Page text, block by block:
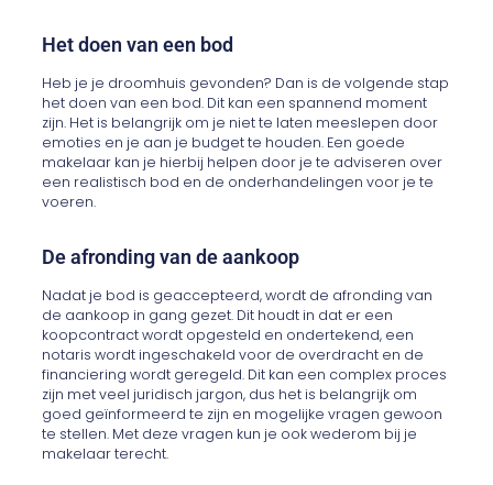
Het doen van een bod
Heb je je droomhuis gevonden? Dan is de volgende stap
het doen van een bod. Dit kan een spannend moment
zijn. Het is belangrijk om je niet te laten meeslepen door
emoties en je aan je budget te houden. Een goede
makelaar kan je hierbij helpen door je te adviseren over
een realistisch bod en de onderhandelingen voor je te
voeren.
De afronding van de aankoop
Nadat je bod is geaccepteerd, wordt de afronding van
de aankoop in gang gezet. Dit houdt in dat er een
koopcontract wordt opgesteld en ondertekend, een
notaris wordt ingeschakeld voor de overdracht en de
financiering wordt geregeld. Dit kan een complex proces
zijn met veel juridisch jargon, dus het is belangrijk om
goed geïnformeerd te zijn en mogelijke vragen gewoon
te stellen. Met deze vragen kun je ook wederom bij je
makelaar terecht.